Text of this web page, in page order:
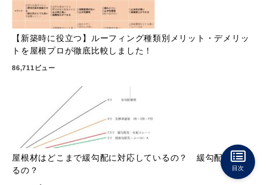
【新築時に役立つ】ルーフィング種類別メリット・デメリッ
トを屋根プロが徹底比較しました！
86,711ビュー
屋根材はどこまで緩勾配に対応しているの？ 緩勾配瓦はあ
るの？
目次